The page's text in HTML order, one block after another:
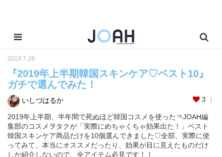
2019.7.28
『2019年上半期韓国スキンケア♡ベスト10』
ガチで選んでみた！
いしづはるか 3
2019年上半期、半年間で死ぬほど韓国コスメを使ったㅋJOAH編
集部のコスメヲタクが「実際にめちゃくちゃ効果出た！」ベスト
韓国スキンケア商品だけを10個選んできました♡全部、実際に使
ってみて、本当にオススメだったり、効果が目に見えたものだけ
しか紹介しないので、全アイテム必見です！！